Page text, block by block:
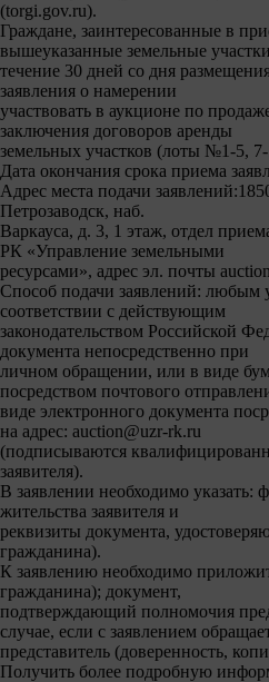
(torgi.gov.ru).
Граждане, заинтересованные в
вышеуказанные земельные
течение 30 дней со дня
заявления о намерении
участвовать в аукционе по
заключения договоров аренды
земельных участков (лоты №1-5,
Дата окончания срока приема
Адрес места подачи
Петрозаводск, наб.
Варкауса, д. 3, 1 этаж, отдел
РК «Управление земельными
ресурсами», адрес эл. почты
Способ подачи заявлений: любым
соответствии с действующим
законодательством Российской
документа непосредственно при
личном обращении, или в виде
посредством почтового
виде электронного документа
на адрес: auction@uzr-rk.ru
(подписываются
заявителя).
В заявлении необходимо указать:
жительства заявителя и
реквизиты документа,
гражданина).
К заявлению необходимо
гражданина); документ,
подтверждающий полномочия
случае, если с заявлением
представитель (доверенность,
Получить более подробную